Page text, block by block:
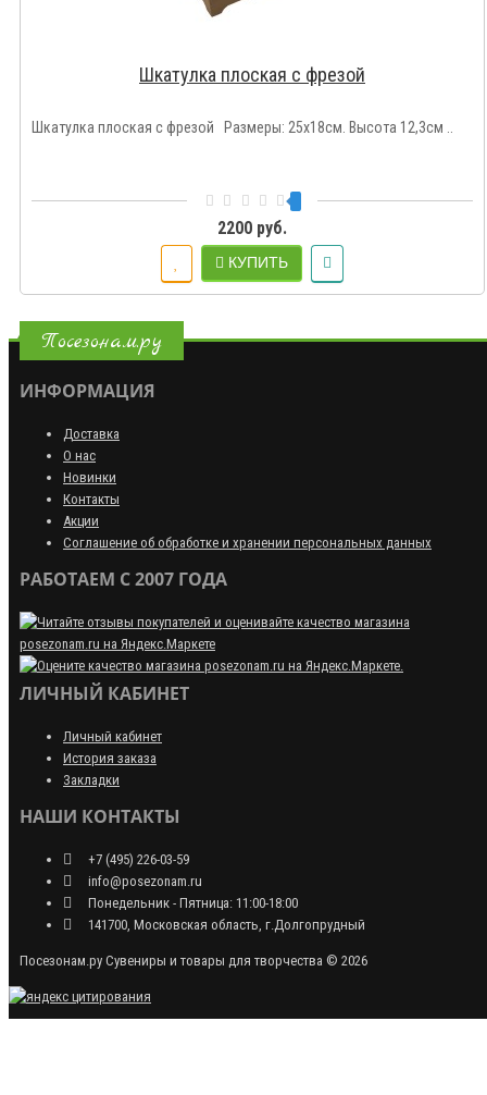
Шкатулка плоская с фрезой
Шкатулка плоская с фрезой Размеры: 25х18см. Высота 12,3см ..
2200 руб.
КУПИТЬ
Посезонам.ру
ИНФОРМАЦИЯ
Доставка
О нас
Новинки
Контакты
Акции
Соглашение об обработке и хранении персональных данных
РАБОТАЕМ С 2007 ГОДА
ЛИЧНЫЙ КАБИНЕТ
Личный кабинет
История заказа
Закладки
НАШИ КОНТАКТЫ
+7 (495) 226-03-59
info@posezonam.ru
Понедельник - Пятница: 11:00-18:00
141700, Московская область, г.Долгопрудный
Посезонам.ру Сувениры и товары для творчества © 2026